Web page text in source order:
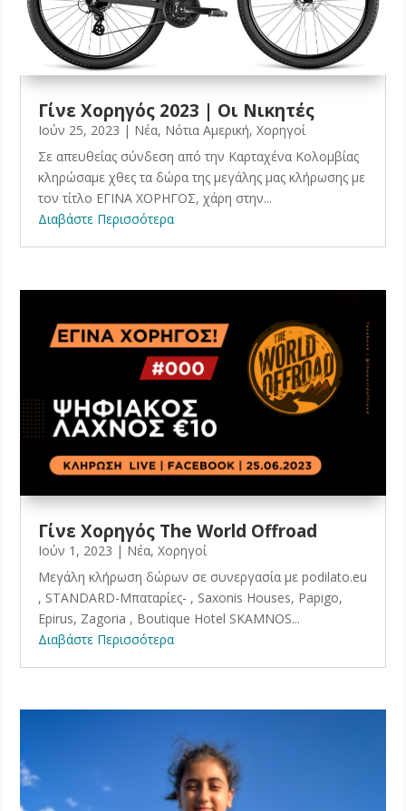
Γίνε Χορηγός 2023 | Οι Νικητές
Ιούν 25, 2023 | Νέα, Νότια Αμερική,Χορηγοί
Σε απευθείας σύνδεση από την Καρταχένα Κολομβίας
κληρώσαμε χθες τα δώρα της μεγάλης μας κλήρωσης με
τον τίτλο ΕΓΙΝΑ ΧΟΡΗΓΟΣ, χάρη στην...
Διαβάστε Περισσότερα
Γίνε Χορηγός The World Offroad
Ιούν 1, 2023 | Νέα,Χορηγοί
Μεγάλη κλήρωση δώρων σε συνεργασία με podilato.eu
, STANDARD-Μπαταρίες- , Saxonis Houses, Papigo,
Epirus, Zagoria , Boutique Hotel SKAMNOS...
Διαβάστε Περισσότερα